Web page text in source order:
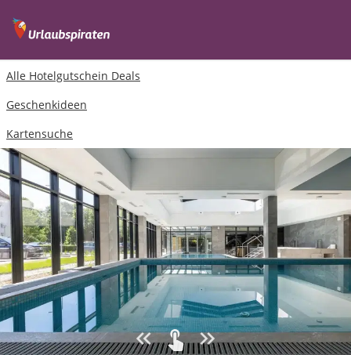
Alle Hotelgutschein Deals
Geschenkideen
Kartensuche